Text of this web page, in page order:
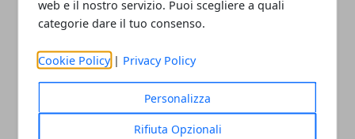
web e il nostro servizio. Puoi scegliere a quali
categorie dare il tuo consenso.
Cookie Policy | Privacy Policy
Personalizza
Rifiuta Opzionali
interessanti per chi investe
17/01/2025